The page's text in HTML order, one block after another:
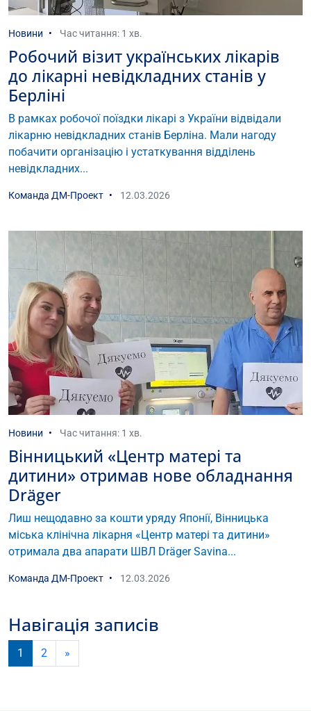
Новини Час читання: 1 хв.
Робочий візит українських лікарів
до лікарні невідкладних станів у
Берліні
В рамках робочої поїздки лікарі з України відвідали
лікарню невідкладних станів Берліна. Мали нагоду
побачити організацію і устаткування відділень
невідкладних...
Команда ДМ-Проект 12.03.2026
Новини Час читання: 1 хв.
Вінницький «Центр матері та
дитини» отримав нове обладнання
Dräger
Лиш нещодавно за кошти уряду Японії, Вінницька
міська клінічна лікарня «Центр матері та дитини»
отримала два апарати ШВЛ Dräger Savina...
Команда ДМ-Проект 12.03.2026
Навігація записів
1 2 »